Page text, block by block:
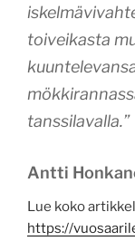
toiveikasta
tanssilavalla.”
Antti
Lue koko
https://